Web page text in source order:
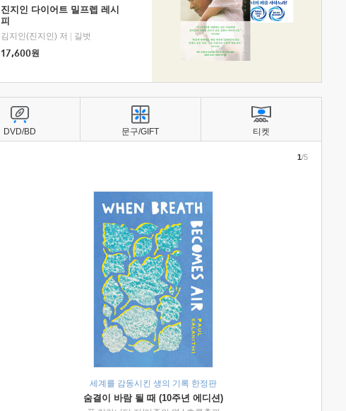
진지인 다이어트 밀프렙 레시
피
김지인(진지인) 저
길벗
17,600원
세계를 감동시킨 생의 기록 한정판
숨결이 바람 될 때 (10주년 에디션)
1/5
DVD/BD 문구/GIFT 티켓